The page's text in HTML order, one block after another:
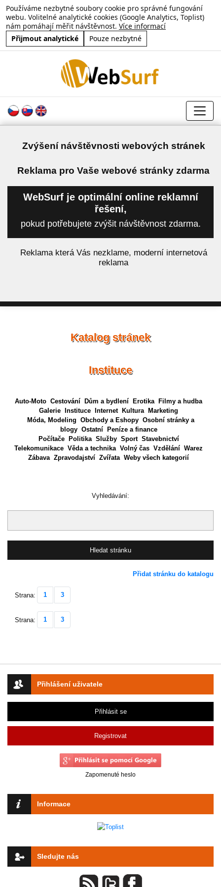
Používáme nezbytné soubory cookie pro správné fungování
webu. Volitelné analytické cookies (Google Analytics, Toplist)
nám pomáhají měřit návštěvnost. Více informací
Přijmout analytické
Pouze nezbytné
Zvýšení návštěvnosti webových stránek
Reklama pro Vaše webové stránky zdarma
WebSurf je optimální online reklamní
řešení,
pokud potřebujete zvýšit návštěvnost zdarma.
Reklama která Vás nezklame, moderní internetová
reklama
Přihlášení uživatele
Přihlásit se
Registrovat
Zapomenuté heslo
Informace
Sledujte nás
Katalog stránek
Instituce
Auto-Moto Cestování Dům a bydlení Erotika
Filmy a hudba
Galerie
Instituce Internet Kultura
Marketing
Móda, Modeling Obchody a Eshopy Osobní stránky a
blogy Ostatní
Peníze a finance
Počítače
Politika Služby Sport Stavebnictví
Telekomunikace Věda a technika Volný čas Vzdělání Warez
Zábava Zpravodajství Zvířata Weby všech kategorií
Vyhledávání:
Přidat stránku do katalogu
Strana: 1 3
Strana: 1 3